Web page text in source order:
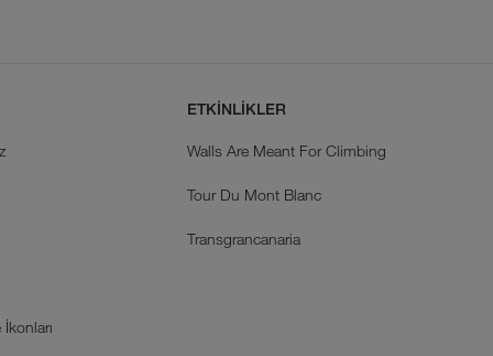
ETKİNLİKLER
Walls Are Meant For Climbing
Tour Du Mont Blanc
Transgrancanaria